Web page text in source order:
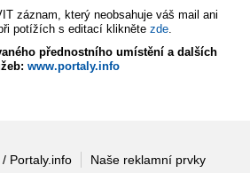
záznam, který neobsahuje váš mail ani
potížích s editací klikněte zde.
přednostního umístění a dalších
www.portaly.info
Portaly.info
Naše reklamní prvky